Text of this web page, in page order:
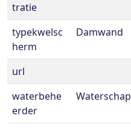
tratie
typekwelsc
herm
Damwand
url
waterbehe
erder